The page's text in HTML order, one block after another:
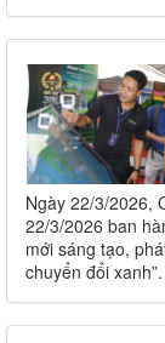
Ngày 22/3/2026,
22/3/2026 ban
mới sáng tạo,
chuyển đổi xanh”.